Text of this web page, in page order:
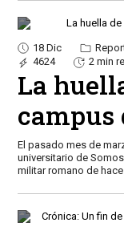
18 Dic
4624
2 min
La
campus
El pasado mes de
universitario de
militar romano de